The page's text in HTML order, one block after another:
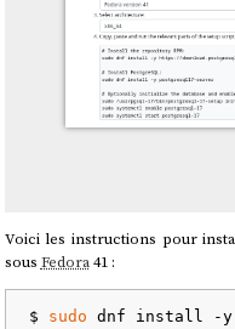
Voici les instructions pour
sous Fedora41 :
$ sudo dnf install -y